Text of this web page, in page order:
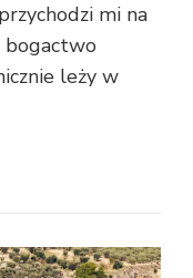
mi na
bogactwo
leży w